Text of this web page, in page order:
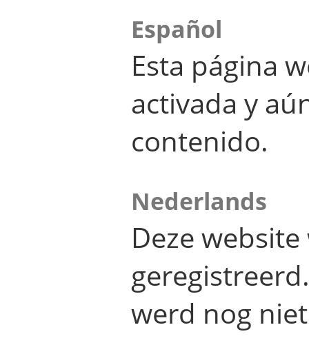
Español
Esta página
activada y
contenido.
Nederlands
Deze
werd nog